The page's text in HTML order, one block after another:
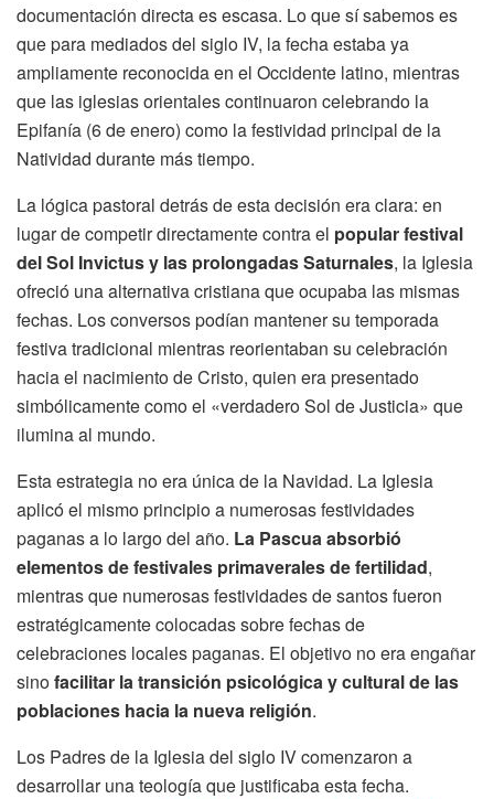
documentación directa es escasa. Lo que sí sabemos es
que para mediados del siglo IV, la fecha estaba ya
ampliamente reconocida en el Occidente latino, mientras
que las iglesias orientales continuaron celebrando la
Epifanía (6 de enero) como la festividad principal de la
Natividad durante más tiempo.
La lógica pastoral detrás de esta decisión era clara: en
lugar de competir directamente contra el popular festival
del Sol Invictus y las prolongadas Saturnales, la Iglesia
ofreció una alternativa cristiana que ocupaba las mismas
fechas. Los conversos podían mantener su temporada
festiva tradicional mientras reorientaban su celebración
hacia el nacimiento de Cristo, quien era presentado
simbólicamente como el «verdadero Sol de Justicia» que
ilumina al mundo.
Esta estrategia no era única de la Navidad. La Iglesia
aplicó el mismo principio a numerosas festividades
paganas a lo largo del año. La Pascua absorbió
elementos de festivales primaverales de fertilidad,
mientras que numerosas festividades de santos fueron
estratégicamente colocadas sobre fechas de
celebraciones locales paganas. El objetivo no era engañar
sinofacilitar la transición psicológica y cultural de las
poblaciones hacia la nueva religión.
Los Padres de la Iglesia del siglo IV comenzaron a
desarrollar una teología que justificaba esta fecha.